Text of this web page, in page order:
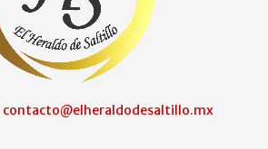
contacto@elheraldodesaltillo.mx